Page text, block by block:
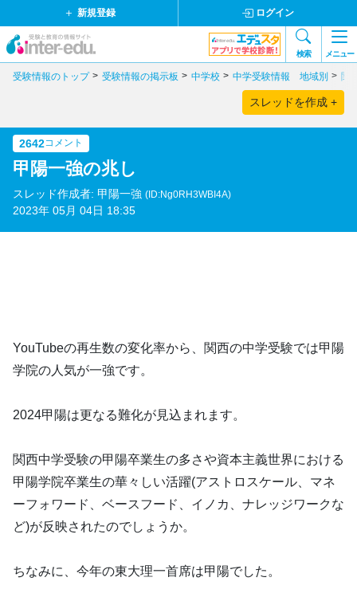
新規登録 ログイン
検索 メニュー
受験情報のトップ 受験情報の掲示板 中学校 中学受験情報 地域別 関
スレッドを作成 +
2642コメント
甲陽一強の兆し
スレッド作成者: 甲陽一強 (ID:Ng0RH3WBI4A)
2023年 05月 04日 18:35
YouTubeの再生数の変化率から、関西の中学受験では甲陽
学院の人気が一強です。
2024甲陽は更なる難化が見込まれます。
関西中学受験の甲陽卒業生の多さや資本主義世界における
甲陽学院卒業生の華々しい活躍(アストロスケール、マネ
ーフォワード、ベースフード、イノカ、ナレッジワークな
ど)が反映されたのでしょうか。
ちなみに、今年の東大理一首席は甲陽でした。